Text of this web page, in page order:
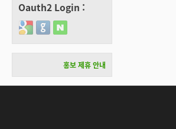
Oauth2 Login :
Login with Google
Login with GitHub
Login with Naver
홍보 제휴 안내